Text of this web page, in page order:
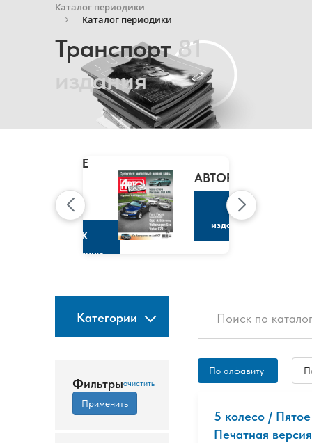
Каталог периодики
Каталог периодики
Транспорт81
издания
CLAIRE
МАРИ
КЛЭР
К
изданию
АВТОРЕВЮ
К
изданию
Категории
Фильтры
По алфавиту
5 колесо /
Печатная версия